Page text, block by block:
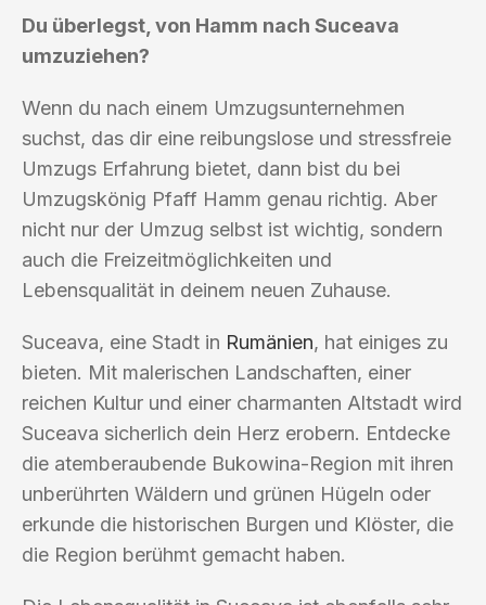
Du überlegst, von Hamm nach Suceava
umzuziehen?
Wenn du nach einem Umzugsunternehmen
suchst, das dir eine reibungslose und stressfreie
Umzugs Erfahrung bietet, dann bist du bei
Umzugskönig Pfaff Hamm genau richtig. Aber
nicht nur der Umzug selbst ist wichtig, sondern
auch die Freizeitmöglichkeiten und
Lebensqualität in deinem neuen Zuhause.
Suceava, eine Stadt in Rumänien, hat einiges zu
bieten. Mit malerischen Landschaften, einer
reichen Kultur und einer charmanten Altstadt wird
Suceava sicherlich dein Herz erobern. Entdecke
die atemberaubende Bukowina-Region mit ihren
unberührten Wäldern und grünen Hügeln oder
erkunde die historischen Burgen und Klöster, die
die Region berühmt gemacht haben.